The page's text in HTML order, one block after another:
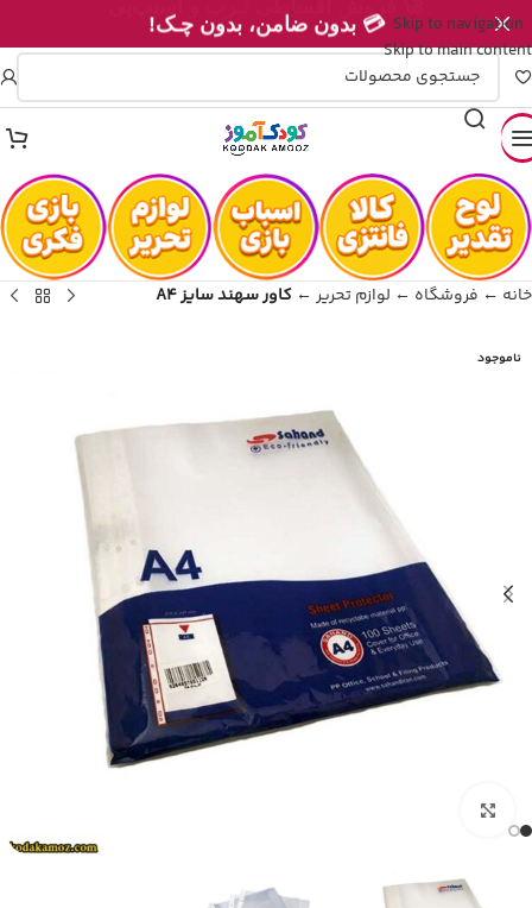
Skip to navigation
Skip to main content
💳 بدون ضامن، بدون چـک!
خانه ← فروشگاه ← لوازم تحریر ← کاور سهند سایز A4
ناموجود